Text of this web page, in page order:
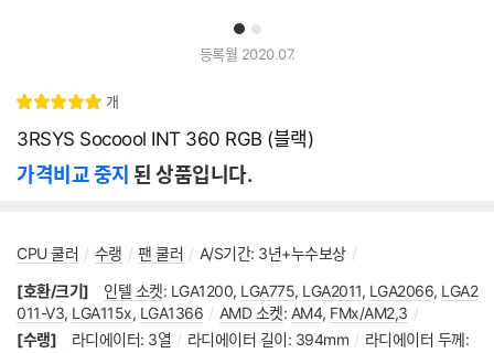
1 2
등록월 2020.07.
별
점
5.
0
리
뷰
개
3RSYS Socoool INT 360 RGB (블랙)
가격비교 중지 된 상품입니다.
CPU 쿨러 / 수랭 팬 쿨러 A/S기간:3년+누수보상 /
[호환/크기] 인텔 소켓:LGA1200,LGA775,LGA2011,LGA2066,LGA20
11-V3,LGA115x ,LGA1366 / AMD 소켓:AM4,FMx/AM2,3 /
[수랭]
라디에이터:3열 / 라디에이터 길이:394mm / 라디에이터 두께 :27m